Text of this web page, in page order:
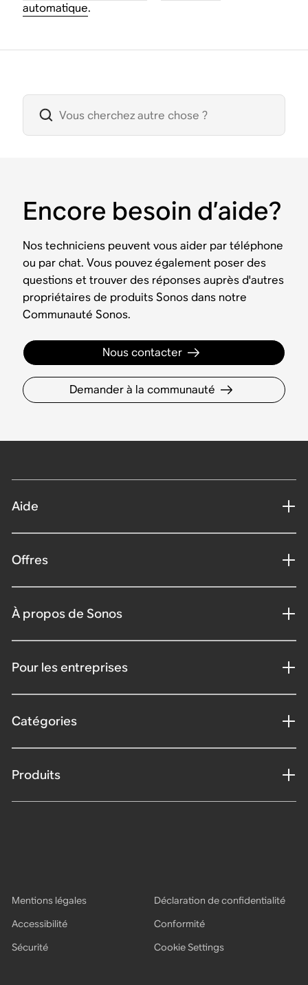
automatique.
Encore besoin d’aide?
Nos techniciens peuvent vous aider par téléphone
ou par chat. Vous pouvez également poser des
questions et trouver des réponses auprès d'autres
propriétaires de produits Sonos dans notre
Communauté Sonos.
Nous contacter
Demander à la communauté
Aide
Offres
À propos de Sonos
Pour les entreprises
Catégories
Produits
Mentions légales
Déclaration de confidentialité
Accessibilité
Conformité
Sécurité
Cookie Settings